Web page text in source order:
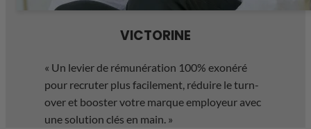
VICTORINE
« Un levier de rémunération 100% exonéré
pour recruter plus facilement, réduire le turn-
over et booster votre marque employeur avec
une solution clés en main. »